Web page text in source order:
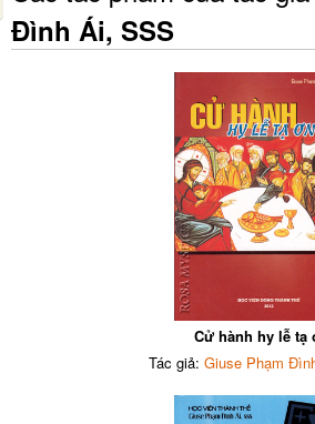
Đình Ái, SSS
Cử hành hy lễ tạ
Tác giả:Giuse Phạm